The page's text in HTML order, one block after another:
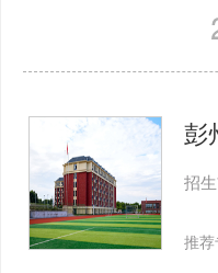
彭
招
推荐